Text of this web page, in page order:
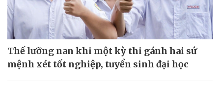
Thế lưỡng nan khi một kỳ thi gánh hai sứ
mệnh xét tốt nghiệp, tuyển sinh đại học